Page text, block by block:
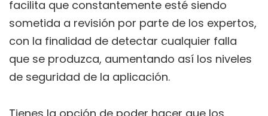
facilita que constantemente esté siendo
sometida a revisión por parte de los expertos,
con la finalidad de detectar cualquier falla
que se produzca, aumentando así los niveles
de seguridad de la aplicación.